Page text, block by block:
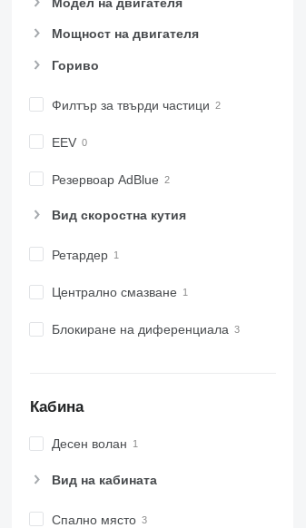
Мощност на двигателя
Гориво
Филтър за твърди частици
EEV
Резервоар AdBlue
Вид скоростна кутия
Ретардер
Централно смазване
Блокиране на диференциала
Кабина
Десен волан
Вид на кабината
Спално място